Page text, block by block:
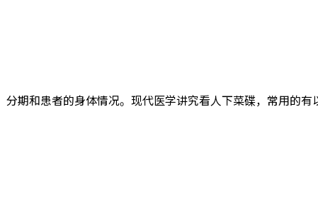
和患者的身体情况。现代医学讲究看人下菜碟，常用的有